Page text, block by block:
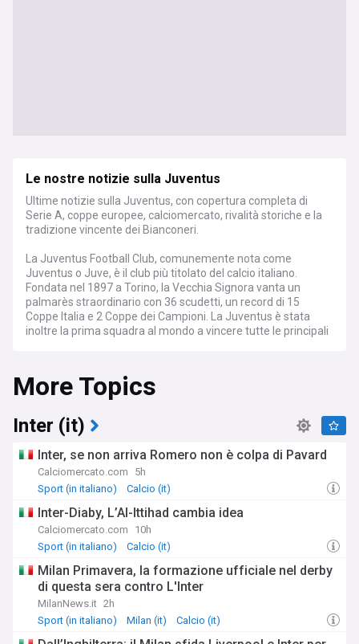
Le nostre notizie sulla Juventus
Ultime notizie sulla Juventus, con copertura completa di
Serie A, coppe europee, calciomercato, rivalità storiche e la
tradizione vincente dei Bianconeri.
La Juventus Football Club, comunemente nota come
Juventus o Juve, è il club più titolato del calcio italiano.
Fondata nel 1897 a Torino, la Vecchia Signora vanta un
palmarès straordinario con 36 scudetti, un record di 15
Coppe Italia e 2 Coppe dei Campioni. La Juventus è stata
inoltre la prima squadra al mondo a vincere tutte le principali
La Juventus compete in Serie A e disputa le proprie partite
casalinghe allo Juventus Stadium di Torino, impianto di
proprietà del club. La società è controllata da Exor, la holding
John Elkann come figura di riferimento della proprietà. Il
calciomercato bianconero è seguito con enorme attenzione
in ogni sessione, tra acquisti, cessioni e trattative.
La Juventus mantiene rivalità storiche con diverse squadre
italiane. Il Derby d'Italia contro l'Inter rappresenta lo scontro
tra i due club più titolati del paese, mentre il Derby della Mole
Milan, Napoli, Fiorentina e Roma hanno caratterizzato
decenni di battaglie per la conquista dello scudetto,
rendendo ogni confronto un evento seguito da milioni di
appassionati.
More Topics
Inter (it)
Inter, se non arriva Romero non è colpa di Pavard
Calciomercato.com
5h
Sport (in italiano)
Calcio (it)
Inter-Diaby, L’Al-Ittihad cambia idea
Calciomercato.com
10h
Sport (in italiano)
Calcio (it)
Milan Primavera, la formazione ufficiale nel derby
di questa sera contro L'Inter
MilanNews.it 2h
Sport (in italiano)
Milan (it) Calcio (it)